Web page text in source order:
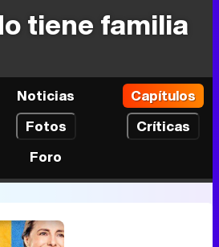
tiene familia
Noticias
Capítulos
Fotos
Críticas
Foro